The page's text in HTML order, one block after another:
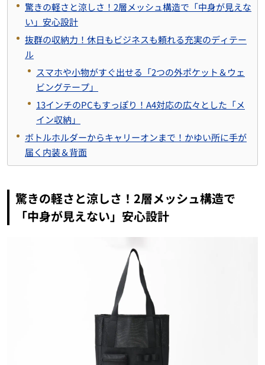
驚きの軽さと涼しさ！2層メッシュ構造で「中身が見えな
い」安心設計
抜群の収納力！休日もビジネスも頼れる充実のディテー
ル
スマホや小物がすぐ出せる「2つの外ポケット＆ウェ
ビングテープ」
13インチのPCもすっぽり！A4対応の広々とした「メ
イン収納」
ボトルホルダーからキャリーオンまで！かゆい所に手が
届く内装＆背面
驚きの軽さと涼しさ！2層メッシュ構造で
「中身が見えない」安心設計